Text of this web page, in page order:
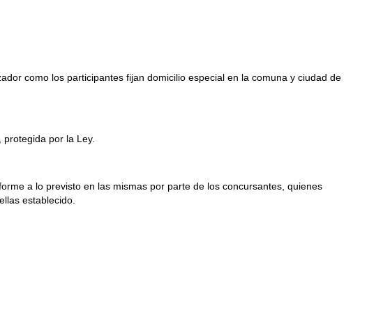
como los participantes fijan domicilio especial en la comuna y ciudad de
por la Ley.
a lo previsto en las mismas por parte de los concursantes, quienes
establecido.